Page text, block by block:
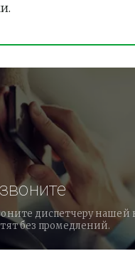
диспетчеру нашей
без промедлений.